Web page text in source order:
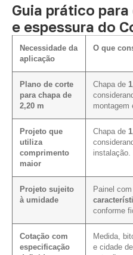
Guia prático
e espessura do
Necessidade da
aplicação
O que
Plano de corte
para chapa de
2,20 m
Chapa de
montagem
Projeto que
utiliza
comprimento
maior
Chapa de
instalação.
Projeto sujeito
à umidade
Painel com
conforme
Cotação com
especificação
Medida,
e cidade